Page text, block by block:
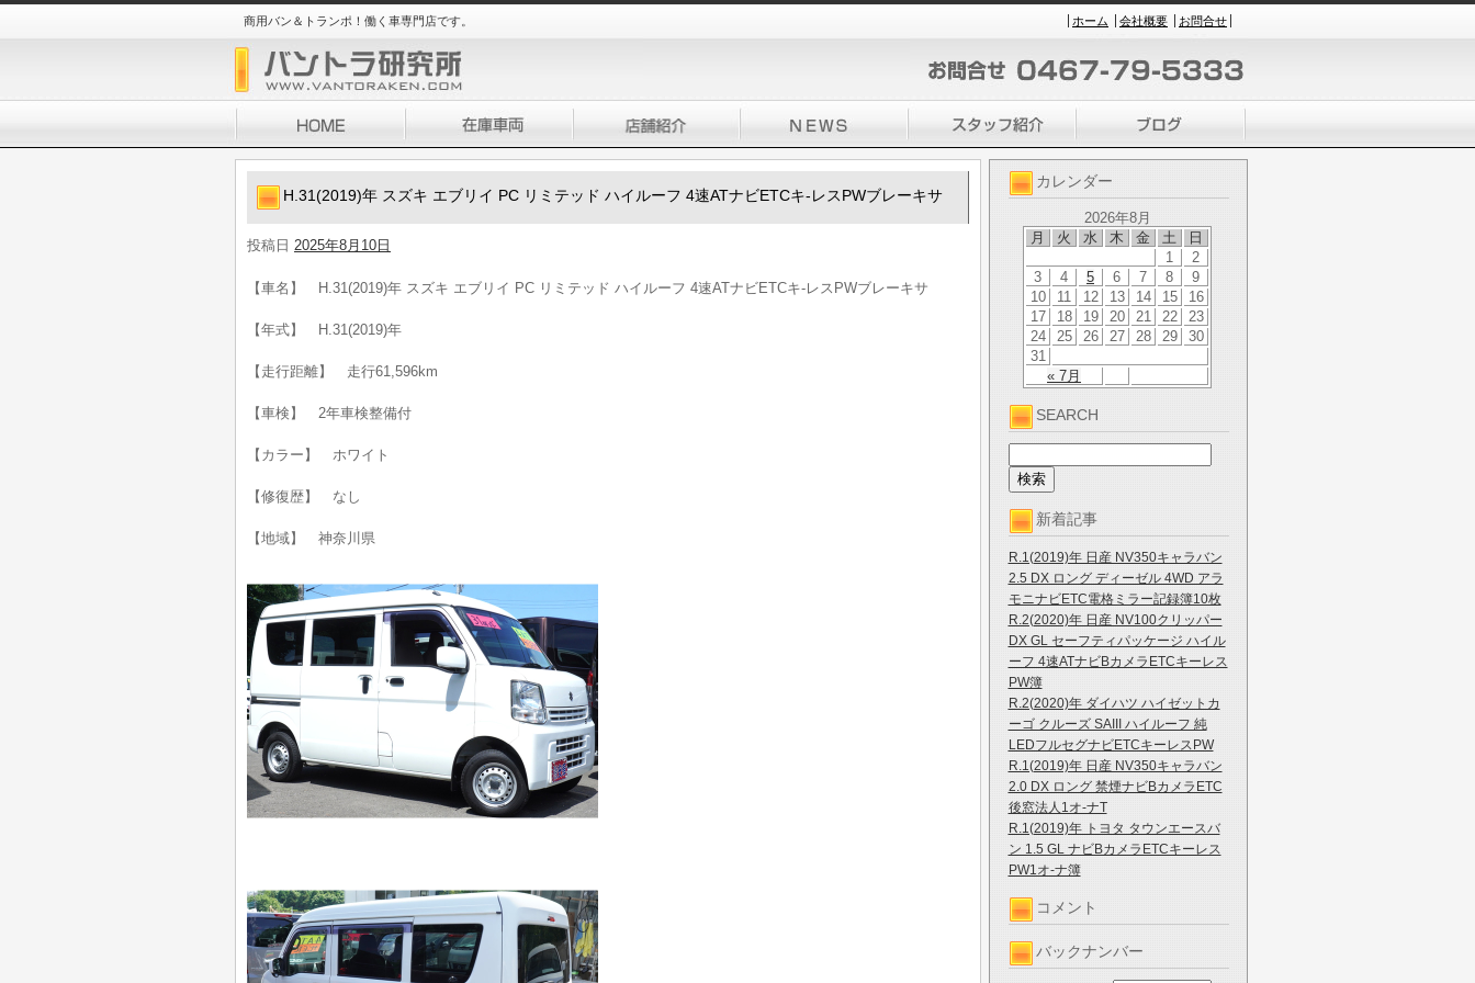
商用バン＆トランポ！働く車専門店です。 ホーム 会社概要 お問合せ
カレンダー
2026年8月
月
火 水 木 金 土 日
« 7月
1
2
3
4 5 6 7 8
9
10
11 12 13 14 15
16
17
18 19 20 21 22
23
24
25 26 27 28 29
30
31
SEARCH
新着記事
R.1(2019)年 日産 NV350キャラバン
2.5 DX ロング ディーゼル 4WD アラ
モニナビETC電格ミラー記録簿10枚
R.2(2020)年 日産 NV100クリッパー
DX GL セーフティパッケージ ハイル
ーフ 4速ATナビBカメラETCキーレス
PW簿
R.2(2020)年 ダイハツ ハイゼットカ
ーゴ クルーズ SAIII ハイルーフ 純
LEDフルセグナビETCキーレスPW
R.1(2019)年 日産 NV350キャラバン
2.0 DX ロング 禁煙ナビBカメラETC
後窓法人1オ-ナT
R.1(2019)年 トヨタ タウンエースバ
ン 1.5 GL ナビBカメラETCキーレス
PW1オ-ナ簿
コメント
バックナンバー
H.31(2019)年 スズキ エブリイ PC リミテッド ハイルーフ 4速ATナビETCキ-レスPWブレーキサ
投稿日 2025年8月10日
【車名】 H.31(2019)年 スズキ エブリイ PC リミテッド ハイルーフ 4速ATナビETCキ-レスPWブレーキサ
【年式】 H.31(2019)年
【走行距離】 走行61,596km
【車検】 2年車検整備付
【カラー】 ホワイト
【修復歴】 なし
【地域】 神奈川県